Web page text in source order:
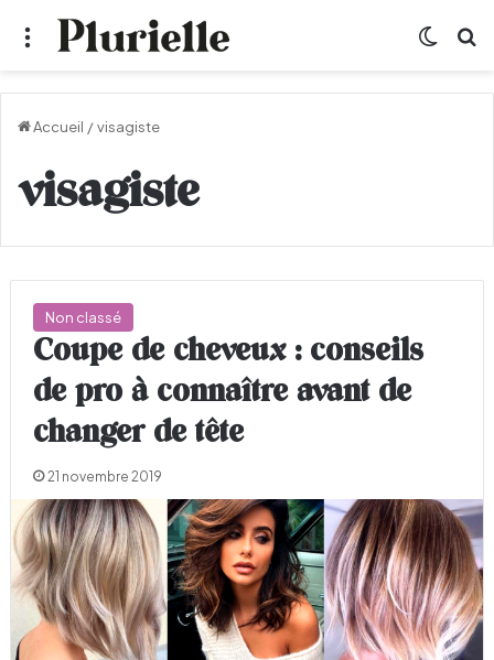
Menu
Accueil /visagiste
visagiste
Non classé
Coupe de cheveux : conseils
de pro à connaître avant de
changer de tête
21 novembre 2019